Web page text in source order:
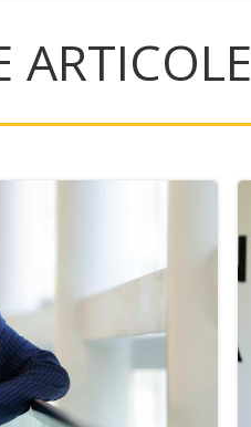
ARTICOLE